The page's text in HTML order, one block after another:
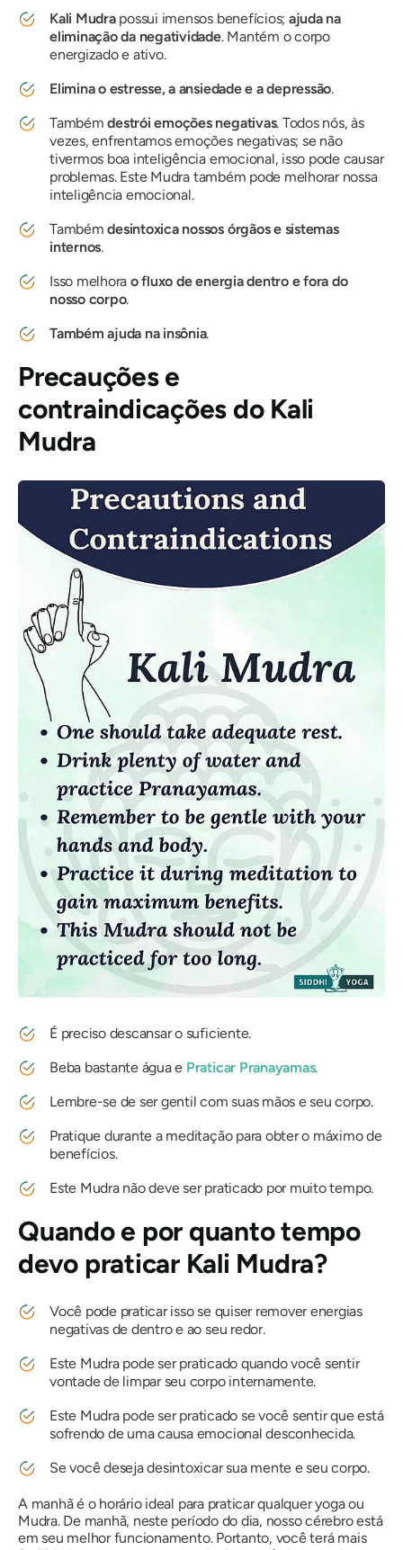
Kali Mudra possui imensos benefícios; ajuda na
eliminação da negatividade. Mantém o corpo
energizado e ativo.
Elimina o estresse, a ansiedade e a depressão.
Tambémdestrói emoções negativas. Todos nós, às
vezes, enfrentamos emoções negativas; se não
tivermos boa inteligência emocional, isso pode causar
problemas. Este Mudratambém pode melhorar nossa
inteligência emocional.
Tambémdesintoxica nossos órgãos e sistemas
internos.
Isso melhora o fluxo de energia dentro e fora do
nosso corpo.
Também ajuda na insônia.
Precauções e
contraindicações do Kali
Mudra
É preciso descansar o suficiente.
Beba bastante água e Praticar Pranayamas.
Lembre-se de ser gentil com suas mãos e seu corpo.
Pratique durante a meditação para obter o máximo de
benefícios.
Este Mudranão deve ser praticado por muito tempo.
Quando e por quanto tempo
devo praticar Kali Mudra?
Você pode praticar isso se quiser remover energias
negativas de dentro e ao seu redor.
Este Mudrapode ser praticado quando você sentir
vontade de limpar seu corpo internamente.
Este Mudrapode ser praticado se você sentir que está
sofrendo de uma causa emocional desconhecida.
Se você deseja desintoxicar sua mente e seu corpo.
A manhã é o horário ideal para praticar qualquer yoga ou
Mudra. De manhã, neste período do dia, nosso cérebro está
em seu melhor funcionamento. Portanto, você terá mais